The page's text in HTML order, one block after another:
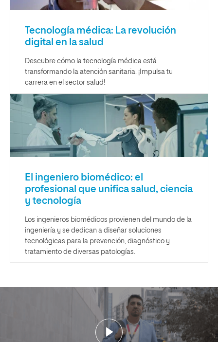
Tecnología médica: La revolución
digital en la salud
Descubre cómo la tecnología médica está
transformando la atención sanitaria. ¡Impulsa tu
carrera en el sector salud!
El ingeniero biomédico: el
profesional que unifica salud, ciencia
y tecnología
Los ingenieros biomédicos provienen del mundo de la
ingeniería y se dedican a diseñar soluciones
tecnológicas para la prevención, diagnóstico y
tratamiento de diversas patologías.